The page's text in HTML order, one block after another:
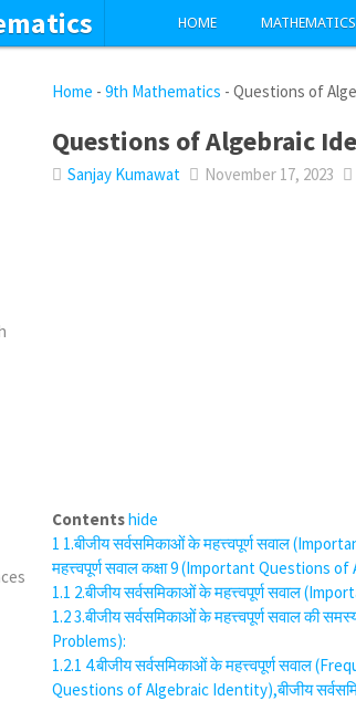
HOME MATHEMATICS
Home -9th Mathematics -Questions of
Questions of Algebraic
Sanjay Kumawat November 17, 2023
Contentshide
1 1.बीजीय सर्वसमिकाओं के महत्त्वपूर्ण सवाल
महत्त्वपूर्ण सवाल कक्षा 9 (Important Questions
1.1 2.बीजीय सर्वसमिकाओं के महत्त्वपूर्ण सवाल
1.23.बीजीय सर्वसमिकाओं के महत्त्वपूर्ण सवाल की
Problems):
1.2.1 4.बीजीय सर्वसमिकाओं के महत्त्वपूर्ण सवाल
Questions of Algebraic Identity),बीजीय